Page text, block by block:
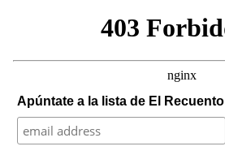
Apúntate a la lista de El Recuento